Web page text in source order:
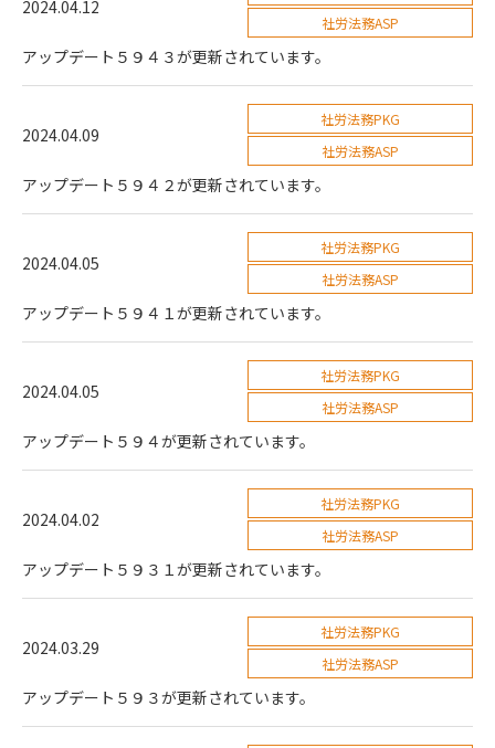
2024.04.12
社労法務ASP
アップデート５９４３が更新されています。
2024.04.09
社労法務PKG
社労法務ASP
アップデート５９４２が更新されています。
2024.04.05
社労法務PKG
社労法務ASP
アップデート５９４１が更新されています。
2024.04.05
社労法務PKG
社労法務ASP
アップデート５９４が更新されています。
2024.04.02
社労法務PKG
社労法務ASP
アップデート５９３１が更新されています。
2024.03.29
社労法務PKG
社労法務ASP
アップデート５９３が更新されています。